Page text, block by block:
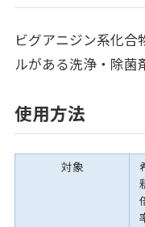
ビグアニジン系化合
ルがある洗浄・除菌
使用方法
対象